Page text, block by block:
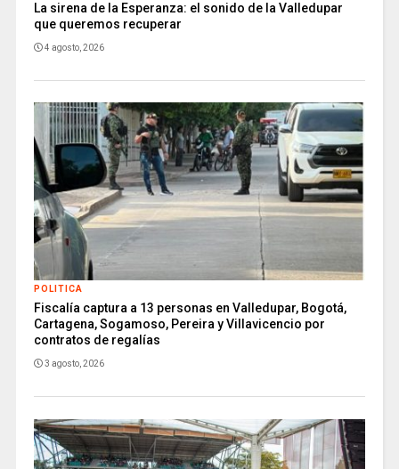
La sirena de la Esperanza: el sonido de la Valledupar
que queremos recuperar
4 agosto, 2026
POLITICA
Fiscalía captura a 13 personas en Valledupar, Bogotá,
Cartagena, Sogamoso, Pereira y Villavicencio por
contratos de regalías
3 agosto, 2026